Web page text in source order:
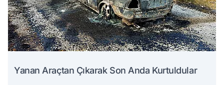
Yanan Araçtan Çıkarak Son Anda Kurtuldular